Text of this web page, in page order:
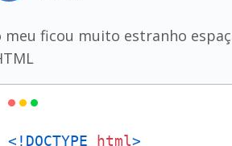
meu ficou muito estranho
<!DOCTYPE html>